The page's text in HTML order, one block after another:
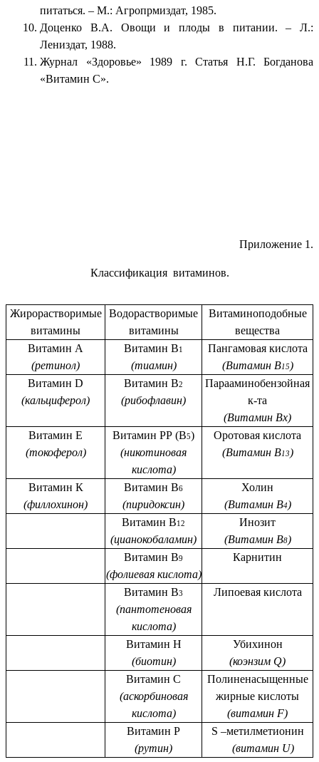
питаться. – М.: Агропрмиздат, 1985.
Доценко В.А. Овощи и плоды в питании. – Л.:
Лениздат, 1988.
Журнал «Здоровье» 1989 г. Статья Н.Г. Богданова
«Витамин С».
Приложение 1.
Классификация витаминов.
Жирорастворимые
витамины
Водорастворимые
витамины
Витаминоподобные
вещества
Витамин А
(ретинол)
Витамин В1
(тиамин)
Пангамовая кислота
(Витамин В15)
Витамин D
(кальциферол)
Витамин В2
(рибофлавин)
Парааминобензойная
к-та
(Витамин Вх)
Витамин Е
(токоферол)
Витамин РР (В5)
(никотиновая
кислота)
Оротовая кислота
(Витамин В13)
Витамин К
(филлохинон)
Витамин В6
(пиридоксин)
Холин
(Витамин В4)
Витамин В12
(цианокобаламин)
Инозит
(Витамин В8)
Витамин В9
(фолиевая кислота)
Карнитин
Витамин В3
(пантотеновая
кислота)
Липоевая кислота
Витамин Н
(биотин)
Убихинон
(коэнзим Q)
Витамин С
(аскорбиновая
кислота)
Полиненасыщенные
жирные кислоты
(витамин F)
Витамин Р
(рутин)
S –метилметионин
(витамин U)